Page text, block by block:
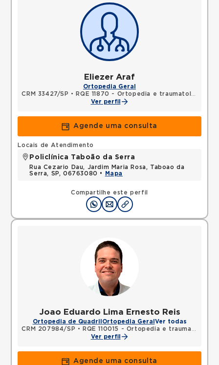
Eliezer Araf
Ortopedia Geral
CRM 33427/SP •
RQE 11870 - Ortopedia e traumatologia
Ver perfil
Agende uma consulta
Compartilhe este perfil
Locais de Atendimento
Policlínica Taboão da Serra
Rua Cezario Dau, Jardim Maria Rosa, Taboao da
Serra, SP, 06763080 •
Mapa
Joao Eduardo Lima Ernesto Reis
Ortopedia de Quadril Ortopedia Geral Ver todas
CRM 207984/SP •
RQE 110015 - Ortopedia e traumatologia
Ver perfil
Agende uma consulta